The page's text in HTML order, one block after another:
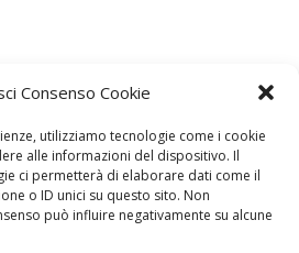
Consenso Cookie
utilizziamo tecnologie come i cookie
alle informazioni del dispositivo. Il
ci permetterà di elaborare dati come il
o ID unici su questo sito. Non
può influire negativamente su alcune